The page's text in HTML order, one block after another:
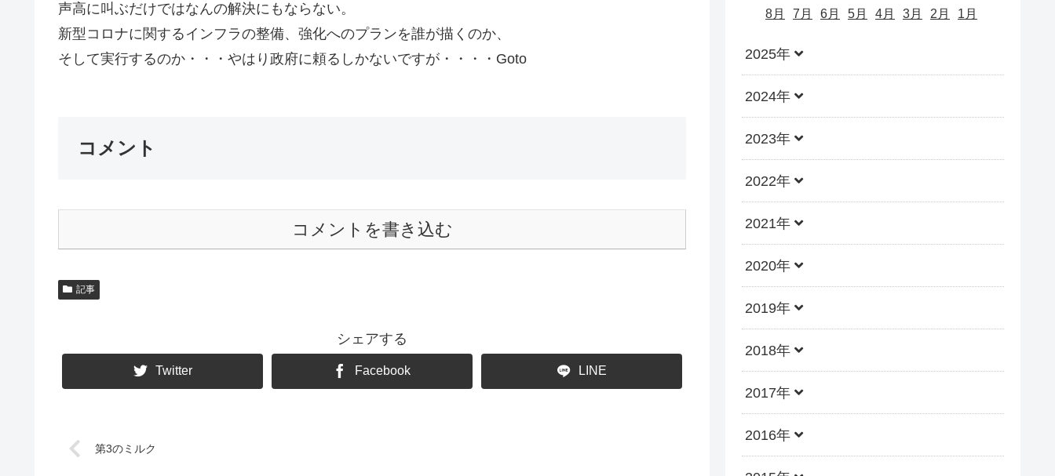
声高に叫ぶだけではなんの解決にもならない。
新型コロナに関するインフラの整備、強化へのプランを誰が描くのか、
そして実行するのか・・・やはり政府に頼るしかないですが・・・・Goto
コメント
コメントを書き込む
記事
シェアする
Twitter Facebook LINE
第3のミルク
8月 7月 6月 5月 4月 3月 2月 1月
2025年
2024年
2023年
2022年
2021年
2020年
2019年
2018年
2017年
2016年